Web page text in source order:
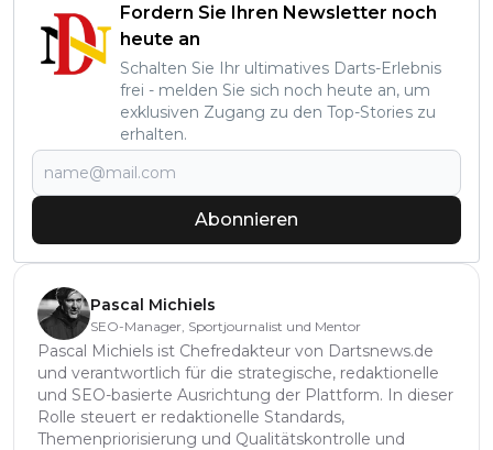
Fordern Sie Ihren Newsletter noch
heute an
Schalten Sie Ihr ultimatives Darts-Erlebnis
frei - melden Sie sich noch heute an, um
exklusiven Zugang zu den Top-Stories zu
erhalten.
Abonnieren
Pascal Michiels
SEO-Manager, Sportjournalist und Mentor
Pascal Michiels ist Chefredakteur von Dartsnews.de
und verantwortlich für die strategische, redaktionelle
und SEO-basierte Ausrichtung der Plattform. In dieser
Rolle steuert er redaktionelle Standards,
Themenpriorisierung und Qualitätskontrolle und